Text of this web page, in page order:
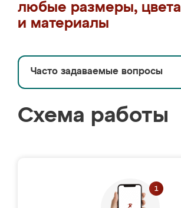
любые размеры, цвета
и материалы
Часто задаваемые вопросы
Схема работы